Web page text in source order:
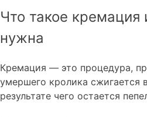
Что такое кремация
нужна
Кремация — это процедура,
умершего кролика сжигается
результате чего остается